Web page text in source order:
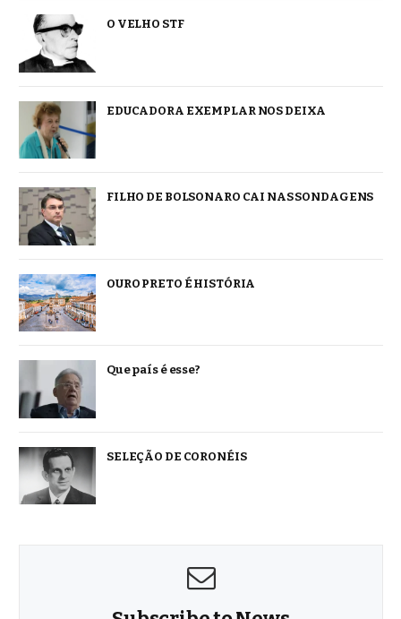
O VELHO STF
EDUCADORA EXEMPLAR NOS DEIXA
FILHO DE BOLSONARO CAI NAS SONDAGENS
OURO PRETO É HISTÓRIA
Que país é esse?
SELEÇÃO DE CORONÉIS